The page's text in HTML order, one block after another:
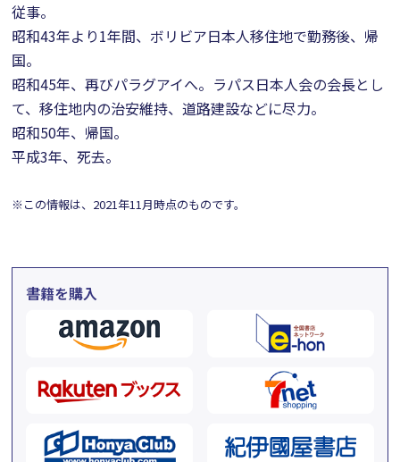
従事。
昭和43年より1年間、ボリビア日本人移住地で勤務後、帰
国。
昭和45年、再びパラグアイへ。ラパス日本人会の会長とし
て、移住地内の治安維持、道路建設などに尽力。
昭和50年、帰国。
平成3年、死去。
※この情報は、2021年11月時点のものです。
書籍を購入